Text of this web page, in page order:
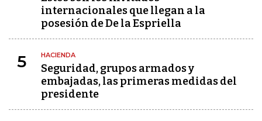
internacionales que llegan a la
posesión de De la Espriella
5 HACIENDA
Seguridad, grupos armados y
embajadas, las primeras medidas del
presidente